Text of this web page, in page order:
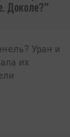
Доколе?"
Уран и
их